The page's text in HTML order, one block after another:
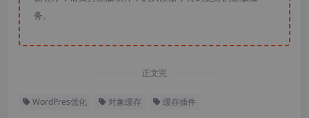
务。
正文完
WordPres优化 对象缓存 缓存插件